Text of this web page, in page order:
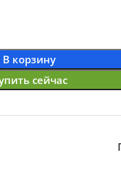
В корзину
сейчас